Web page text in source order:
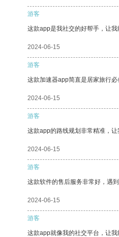
游客
这款app是我社交的好帮手，让我
2024-06-15
游客
这款加速器app简直是居家旅行
2024-06-15
游客
这款app的路线规划非常精准，让
2024-06-15
游客
这款软件的售后服务非常好，遇
2024-06-15
游客
这款app就像我的社交平台，让我